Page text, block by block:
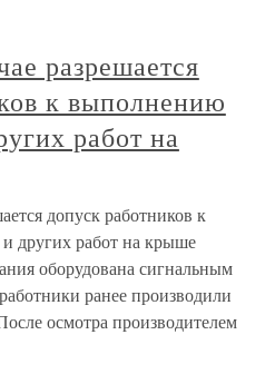
разрешается
к выполнению
работ на
допуск работников к
других работ на крыше
оборудована сигнальным
ранее производили
осмотра производителем